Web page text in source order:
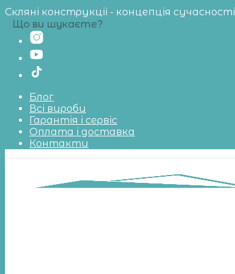
Скляні конструкції - концепція сучасності
Блог
Всі вироби
Гарантія і сервіс
Оплата і доставка
Контакти
Що ви шукаєте?